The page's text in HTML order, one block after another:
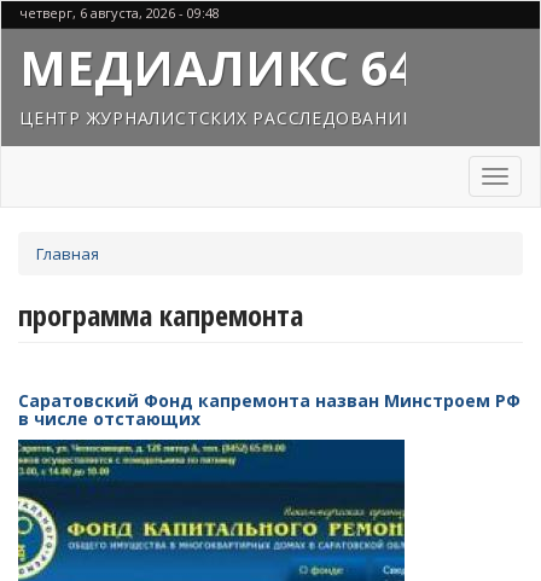
Перейти
к
основному
содержанию
четверг, 6 августа, 2026 - 09:48
МЕДИАЛИКС 64
ЦЕНТР ЖУРНАЛИСТСКИХ РАССЛЕДОВАНИЙ
Toggle
здесь
Главная
программа капремонта
Саратовский Фонд капремонта назван Минстроем РФ
в числе отстающих